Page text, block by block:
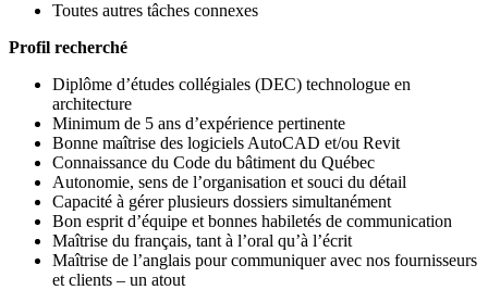
Toutes autres tâches connexes
Profil recherché
Diplôme d’études collégiales (DEC) technologue en
architecture
Minimum de 5 ans d’expérience pertinente
Bonne maîtrise des logiciels AutoCAD et/ou Revit
Connaissance du Code du bâtiment du Québec
Autonomie, sens de l’organisation et souci du détail
Capacité à gérer plusieurs dossiers simultanément
Bon esprit d’équipe et bonnes habiletés de communication
Maîtrise du français, tant à l’oral qu’à l’écrit
Maîtrise de l’anglais pour communiquer avec nos fournisseurs
et clients – un atout